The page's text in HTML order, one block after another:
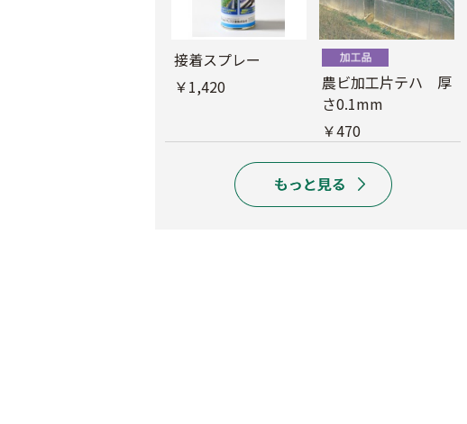
接着スプレー
￥1,420
農ビ加工片テハ 厚
さ0.1mm
￥470